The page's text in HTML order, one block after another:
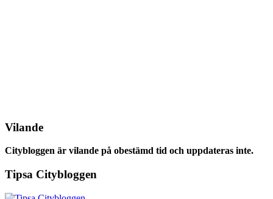
Vilande
Citybloggen är vilande på obestämd tid och uppdateras inte.
Tipsa Citybloggen